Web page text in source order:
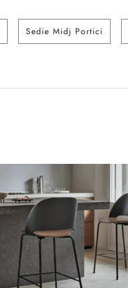
Sedie Midj Portici